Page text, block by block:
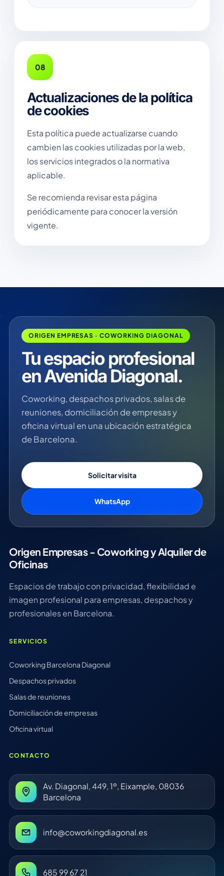
08
Actualizaciones de la política
de cookies
Esta política puede actualizarse cuando
cambien las cookies utilizadas por la web,
los servicios integrados o la normativa
aplicable.
Se recomienda revisar esta página
periódicamente para conocer la versión
vigente.
ORIGEN EMPRESAS · COWORKING DIAGONAL
Tu espacio profesional
en Avenida Diagonal.
Coworking, despachos privados, salas de
reuniones, domiciliación de empresas y
oficina virtual en una ubicación estratégica
de Barcelona.
Solicitar visita
WhatsApp
Origen Empresas - Coworking y Alquiler de
Oficinas
Espacios de trabajo con privacidad, flexibilidad e
imagen profesional para empresas, despachos y
profesionales en Barcelona.
SERVICIOS
Coworking Barcelona Diagonal
Despachos privados
Salas de reuniones
Domiciliación de empresas
Oficina virtual
CONTACTO
Av. Diagonal, 449, 1º, Eixample, 08036
Barcelona
info@coworkingdiagonal.es
685 99 67 21